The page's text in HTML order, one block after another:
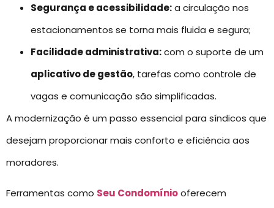
Segurança e acessibilidade:a circulação nos
estacionamentos se torna mais fluida e segura;
Facilidade administrativa:com o suporte de um
aplicativo de gestão, tarefas como controle de
vagas e comunicação são simplificadas.
A modernização é um passo essencial para síndicos que
desejam proporcionar mais conforto e eficiência aos
moradores.
Ferramentas como Seu Condomíniooferecem